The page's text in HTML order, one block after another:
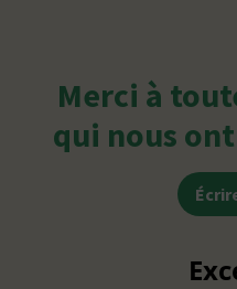
Merci à
qui nous